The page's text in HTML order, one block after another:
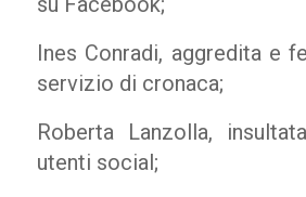
Ines Conradi, aggredita e
servizio di cronaca;
Roberta Lanzolla,
utenti social;